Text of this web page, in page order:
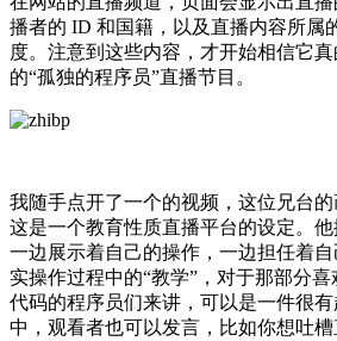
播者的 ID 和国籍，以及直播内容所属
度。注意到这些内容，才开始相信它
的“孤独的程序员”直播节目。
我随手点开了一个的视频，这位兄台
这是一个教育性质直播平台的设定。他
一边展示着自己的操作，一边担任着
实操作过程中的“教学”，对于那部分
代码的程序员们来讲，可以是一件很
中，观看者也可以发言，比如你想吐